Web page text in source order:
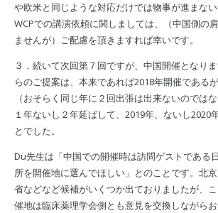
や欧米と同じような対応だけでは物事が進まない
WCPでの講演依頼に関しましては、（中国側の
ませんが）ご配慮を頂きますれば幸いです。
３．続いて次回第７回ですが、中国開催となり
らのご提案は、本来であれば2018年開催であるが
（おそらく同じ年に２回出張は出来ないのでは
１年ないし２年延ばして、2019年、ないし2020
とでした。
Du先生は「中国での開催時は訪問ゲストである
所を開催地に選んでほしい」とのことです。北
省などなど候補がいくつか出ておりましたが、
催地は臨床薬理学会側とも意見を交換しながら